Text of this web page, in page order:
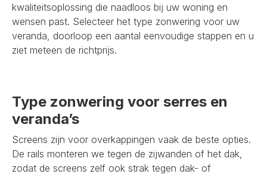
kwaliteitsoplossing die naadloos bij uw woning en
wensen past. Selecteer het type zonwering voor uw
veranda, doorloop een aantal eenvoudige stappen en u
ziet meteen de richtprijs.
Type zonwering voor serres en
veranda’s
Screens zijn voor overkappingen vaak de beste opties.
De rails monteren we tegen de zijwanden of het dak,
zodat de screens zelf ook strak tegen dak- of